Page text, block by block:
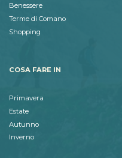
Benessere
Terme di Comano
Shopping
COSA FARE IN
Primavera
Estate
Autunno
Inverno